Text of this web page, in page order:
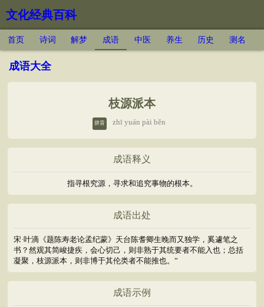
文化经典百科
首页 诗词 解梦 成语 中医 养生 历史 测名
成语大全
枝源派本
拼音 zhī yuán pài běn
成语释义
指寻根究源，寻求和追究事物的根本。
成语出处
宋·叶滴《题陈寿老论孟纪蒙》天台陈耆卿生晚而又独学，奚遽笔之
书？然观其简峻捷疾，会心切己，则非熟于其统要者不能入也；总括
凝聚，枝源派本，则非博于其伦类者不能推也。”
成语示例